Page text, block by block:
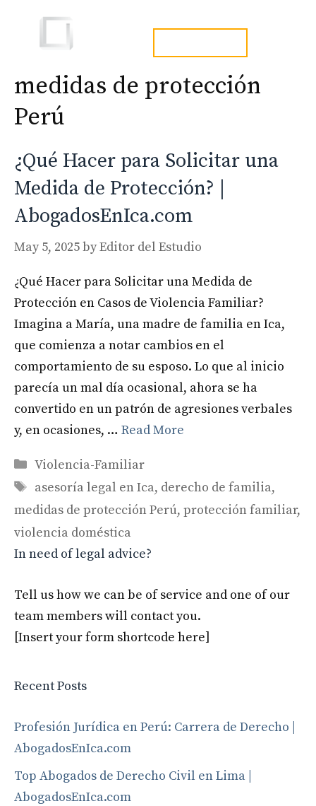
content
medidas de protección
Perú
¿Qué Hacer para Solicitar una
Medida de Protección? |
AbogadosEnIca.com
May 5, 2025byEditor del Estudio
¿Qué Hacer para Solicitar una Medida de
Protección en Casos de Violencia Familiar?
Imagina a María, una madre de familia en Ica,
que comienza a notar cambios en el
comportamiento de su esposo. Lo que al inicio
parecía un mal día ocasional, ahora se ha
convertido en un patrón de agresiones verbales
y, en ocasiones, … Read More
Categories
Violencia-Familiar
Tags
asesoría legal en Ica, derecho de familia,
medidas de protección Perú, protección familiar,
violencia doméstica
In need of legal advice?
Tell us how we can be of service and one of our
team members will contact you.
[Insert your form shortcode here]
Recent Posts
Profesión Jurídica en Perú: Carrera de Derecho |
AbogadosEnIca.com
Top Abogados de Derecho Civil en Lima |
AbogadosEnIca.com